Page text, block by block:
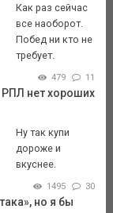
Как раз сейчас
все наоборот.
Побед ни кто не
требует.
479 11
РПЛ нет хороших
Ну так купи
дороже и
вкуснее.
1495 30
но я бы